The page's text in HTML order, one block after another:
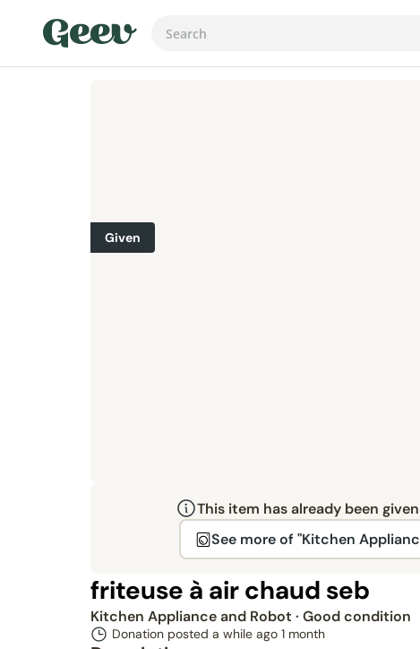
Given
This item has already been
See more of "Kitchen
friteuse à air chaud seb
Kitchen Appliance and Robot · Good condition
Donation posted a while ago 1 month